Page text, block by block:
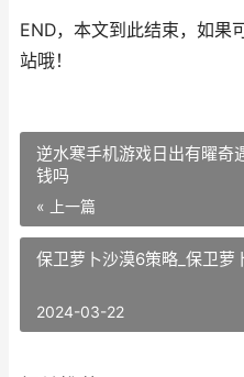
END，本文到此结束，如果
站哦！
逆水寒手机游戏日出有曜奇
钱吗
« 上一篇
保卫萝卜沙漠6策略_保卫萝
2024-03-22